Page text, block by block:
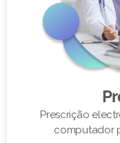
Prescrição
computador